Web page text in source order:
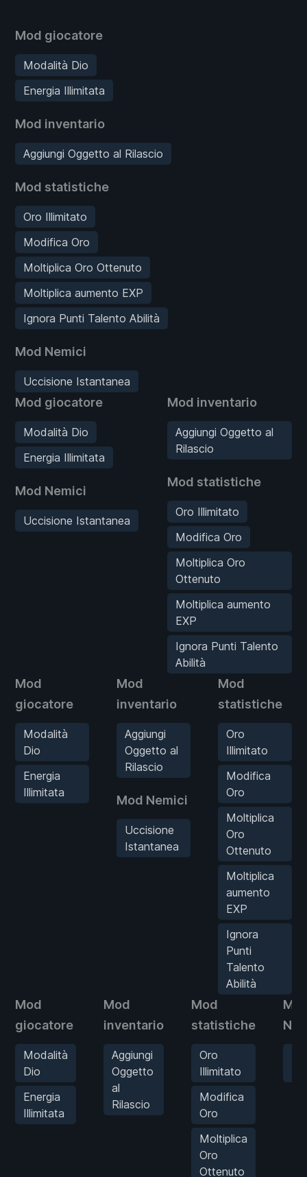
Mod giocatore
Modalità Dio
Energia Illimitata
Mod inventario
Aggiungi Oggetto al Rilascio
Mod statistiche
Oro Illimitato
Modifica Oro
Moltiplica Oro Ottenuto
Moltiplica aumento EXP
Ignora Punti Talento Abilità
Mod Nemici
Uccisione Istantanea
Mod giocatore
Modalità Dio
Energia Illimitata
Mod Nemici
Uccisione Istantanea
Mod inventario
Aggiungi Oggetto al
Rilascio
Mod statistiche
Oro Illimitato
Modifica Oro
Moltiplica Oro
Ottenuto
Moltiplica aumento
EXP
Ignora Punti Talento
Abilità
Mod
giocatore
Modalità
Dio
Energia
Illimitata
Mod
inventario
Aggiungi
Oggetto al
Rilascio
Mod Nemici
Uccisione
Istantanea
Mod
statistiche
Oro
Illimitato
Modifica
Oro
Moltiplica
Oro
Ottenuto
Moltiplica
aumento
EXP
Ignora
Punti
Talento
Abilità
Mod
giocatore
Modalità
Dio
Energia
Illimitata
Mod
inventario
Aggiungi
Oggetto
al
Rilascio
Mod
statistiche
Oro
Illimitato
Modifica
Oro
Moltiplica
Oro
Ottenuto